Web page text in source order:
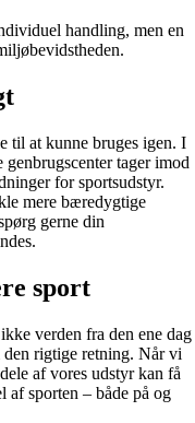
handling, men en
til at kunne bruges igen. I
tager imod
for sportsudstyr.
mere bæredygtige
gerne din
sport
verden fra den ene dag
rigtige retning. Når vi
af vores udstyr kan få
sporten – både på og